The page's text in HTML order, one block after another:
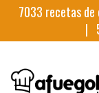
7033 recetas
|